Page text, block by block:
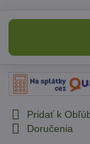
Pridať k
Doručenia